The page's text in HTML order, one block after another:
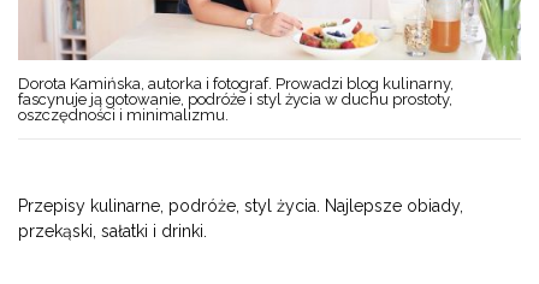
Dorota Kamińska, autorka i fotograf. Prowadzi blog kulinarny,
fascynuje ją gotowanie, podróże i styl życia w duchu prostoty,
oszczędności i minimalizmu.
Przepisy kulinarne, podróże, styl życia. Najlepsze obiady,
przekąski, sałatki i drinki.